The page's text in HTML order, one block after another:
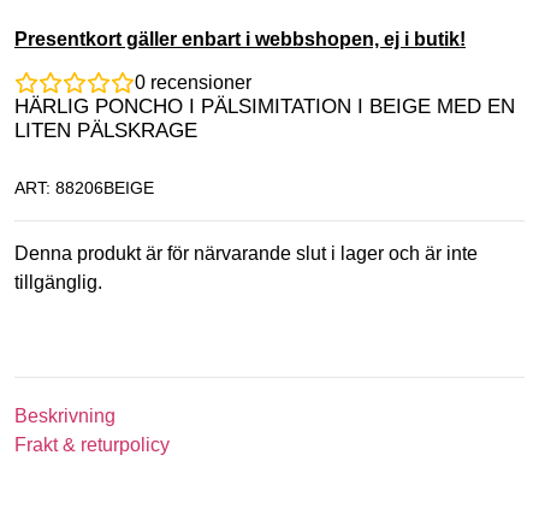
Presentkort gäller enbart i webbshopen, ej i butik!
0 recensioner
HÄRLIG PONCHO I PÄLSIMITATION I BEIGE MED EN
LITEN PÄLSKRAGE
ART: 88206BEIGE
Denna produkt är för närvarande slut i lager och är inte
tillgänglig.
Beskrivning
Frakt & returpolicy